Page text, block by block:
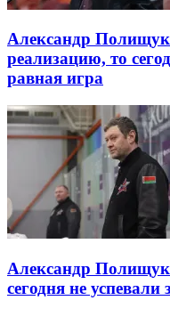
Александр
реализацию, то
равная игра
Александр
сегодня не успевали